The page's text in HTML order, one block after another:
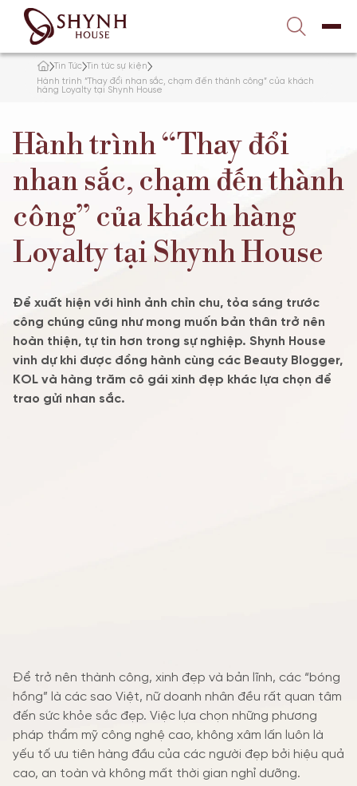
Liên hệ với chúng tôi
1900 989 800
TRANG CHỦ
ĐIỀU TRỊ DA
NÂNG CƠ – TRẺ HÓA
TẮM TRẮNG
GIẢM BÉO
TƯ VẤN
TIN TỨC SỰ KIỆN
Tin Tức Tin tức sự kiện
Hành trình “Thay đổi nhan sắc, chạm đến thành công” của khách
hàng Loyalty tại Shynh House
Hành trình “Thay đổi
nhan sắc, chạm đến thành
công” của khách hàng
Loyalty tại Shynh House
Để xuất hiện với hình ảnh chỉn chu, tỏa sáng trước
công chúng cũng như mong muốn bản thân trở nên
hoàn thiện, tự tin hơn trong sự nghiệp. Shynh House
vinh dự khi được đồng hành cùng các Beauty Blogger,
KOL và hàng trăm cô gái xinh đẹp khác lựa chọn để
trao gửi nhan sắc.
Để trở nên thành công, xinh đẹp và bản lĩnh, các “bóng
hồng” là các sao Việt, nữ doanh nhân đều rất quan tâm
đến sức khỏe sắc đẹp. Việc lựa chọn những phương
pháp thẩm mỹ công nghệ cao, không xâm lấn luôn là
yếu tố ưu tiên hàng đầu của các người đẹp bởi hiệu quả
cao, an toàn và không mất thời gian nghỉ dưỡng.